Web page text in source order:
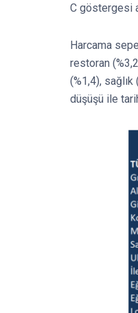
C göstergesi
Harcama
restoran
(%1,4),
düşüşü ile